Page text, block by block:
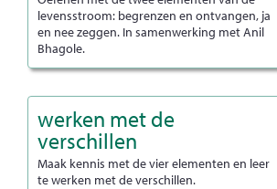
levensstroom: begrenzen en ontvangen, ja
en nee zeggen. In samenwerking met Anil
Bhagole.
werken met de
verschillen
Maak kennis met de vier elementen en leer
te werken met de verschillen.